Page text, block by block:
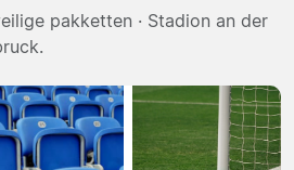
pakketten · Stadion an der